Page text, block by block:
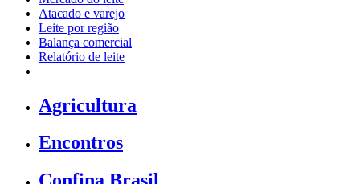
Atacado e varejo
Leite por região
Balança comercial
Relatório de leite
Agricultura
Encontros